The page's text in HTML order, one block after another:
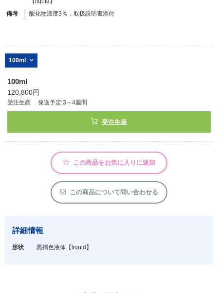
商品分類
化合物
化学教材・オリジナルグッズ
備考
酸化物濃度3％，取扱説明書添付
100ml
100ml
120,800円
受注生産 発送予定:3～4週間
受注生産
この商品をお気に入りに追加
この商品について問い合わせる
詳細情報
形状 黒褐色液体 【liquid】